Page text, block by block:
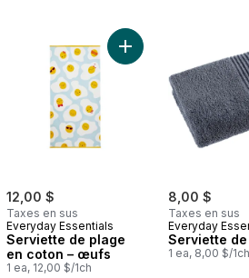
12,00 $
Taxes en sus
Everyday Essentials
Serviette de plage
en coton – œufs
1 ea, 12,00 $/1ch
Ajouter Serviette
8,00 $
Taxes en sus
Everyday
Serviette
1 ea, 8,00 $/1ch